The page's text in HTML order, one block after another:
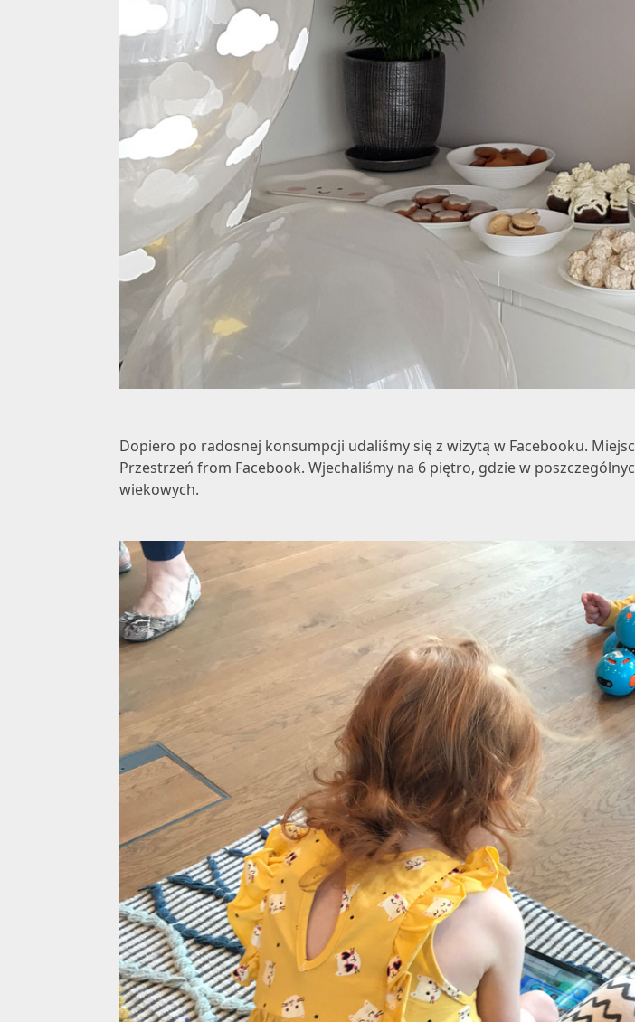
Dopiero po radosnej konsumpcji udaliśmy się z wizytą w Facebooku.
Przestrzeń from Facebook. Wjechaliśmy na 6 piętro, gdzie w
wiekowych.